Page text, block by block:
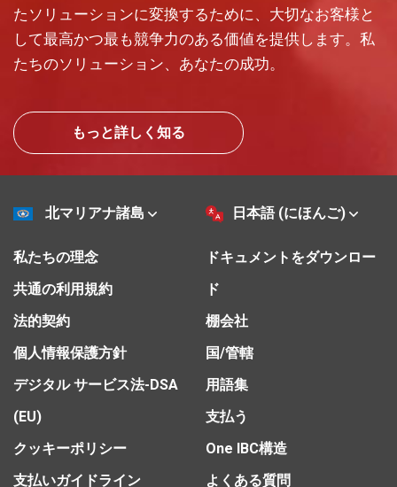
たソリューションに変換するために、大切なお客様と
して最高かつ最も競争力のある価値を提供します。私
たちのソリューション、あなたの成功。
もっと詳しく知る
北マリアナ諸島 日本語 (にほんご)
私たちの理念
共通の利用規約
法的契約
個人情報保護方針
デジタル サービス法-DSA
(EU)
クッキーポリシー
支払いガイドライン
ドキュメントをダウンロー
ド
棚会社
国/管轄
用語集
支払う
One IBC構造
よくある質問